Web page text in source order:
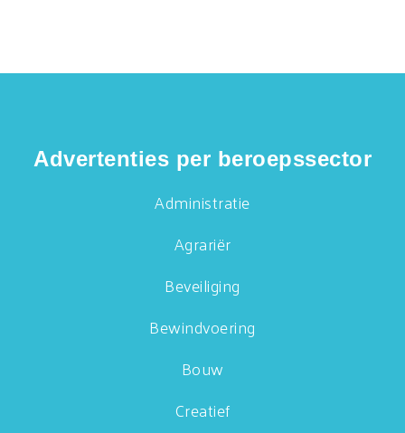
Advertenties per beroepssector
Administratie
Agrariër
Beveiliging
Bewindvoering
Bouw
Creatief